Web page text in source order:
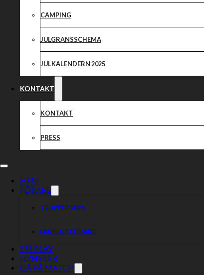
CAMPING
JULGRANSSCHEMA
JULKALENDERN 2025
KONTAKT
KONTAKT
PRESS
HEM
FÖRARE
TRUPPER 2026
FANSENS FÖRARE
ESS PLAY
NYHETER
GÅ PÅ MATCH